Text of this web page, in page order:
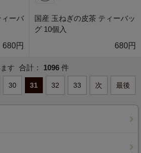
ーバ
680円
国産 玉ねぎの皮茶 ティーバッ
グ 10個入
680円
す 合計： 1096 件
30 31 32 33 次 最後